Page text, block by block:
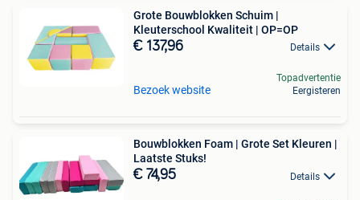
Grote Bouwblokken Schuim |
Kleuterschool Kwaliteit | OP=OP
€ 137,96 Details
Bezoek website
Topadvertentie
Eergisteren
Bouwblokken Foam | Grote Set Kleuren |
Laatste Stuks!
€ 74,95 Details